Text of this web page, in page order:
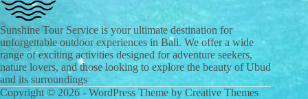
Sunshine Tour Service is your ultimate destination for
unforgettable outdoor experiences in Bali. We offer a wide
range of exciting activities designed for adventure seekers,
nature lovers, and those looking to explore the beauty of Ubud
and its surroundings
Copyright © 2026 - WordPress Theme by Creative Themes